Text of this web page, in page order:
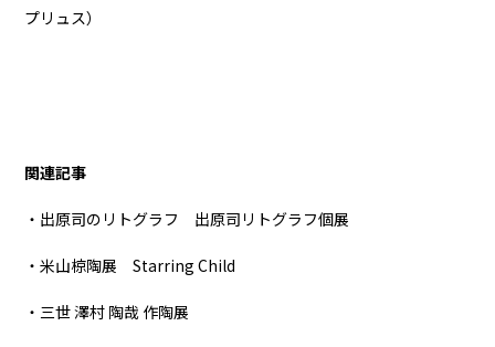
プリュス）
関連記事
・出原司のリトグラフ 出原司リトグラフ個展
・米山椋陶展 Starring Child
・三世 澤村 陶哉 作陶展